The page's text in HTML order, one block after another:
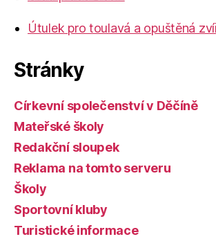
Útulek pro toulavá a opuštěná
Stránky
Církevní společenství v Děčíně
Mateřské školy
Redakční sloupek
Reklama na tomto serveru
Školy
Sportovní kluby
Turistické informace